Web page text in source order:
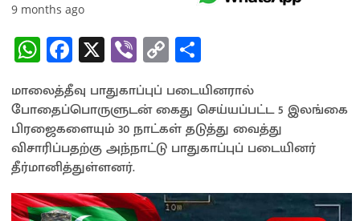
9 months ago
W
h
at
sA
p
p
Fa
ce
b
o
o
k
X Vi
b
er
C
o
py
Li
n
h
ar
e
மாலைத்தீவு பாதுகாப்புப் படையினரால்
போதைப்பொருளுடன் கைது செய்யப்பட்ட 5 இலங்கை
பிரஜைகளையும் 30 நாட்கள் தடுத்து வைத்து
விசாரிப்பதற்கு அந்நாட்டு பாதுகாப்புப் படையினர்
தீர்மானித்துள்ளனர்.